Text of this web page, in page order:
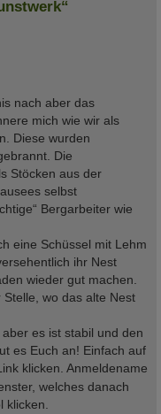
nach aber das
mich wie wir als
Diese wurden
Die
Stöcken aus der
selbst
Bergarbeiter wie
eine Schüssel mit Lehm
ihr Nest
wieder gut machen.
wo das alte Nest
es ist stabil und den
es Euch an! Einfach auf
klicken. Anmeldename
welches danach